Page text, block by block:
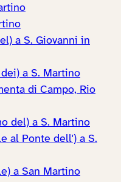
a S. Giovanni in
a S. Martino
di Campo, Rio
del) a S. Martino
al Ponte dell') a S.
a San Martino